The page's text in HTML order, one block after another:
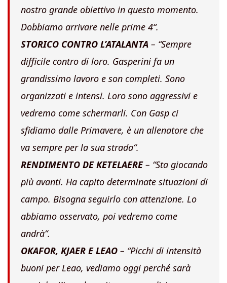
nostro grande obiettivo in questo momento.
Dobbiamo arrivare nelle prime 4“.
STORICO CONTRO L’ATALANTA – “Sempre
difficile contro di loro. Gasperini fa un
grandissimo lavoro e son completi. Sono
organizzati e intensi. Loro sono aggressivi e
vedremo come schermarli. Con Gasp ci
sfidiamo dalle Primavere, è un allenatore che
va sempre per la sua strada“.
RENDIMENTO DE KETELAERE– “Sta giocando
più avanti. Ha capito determinate situazioni di
campo. Bisogna seguirlo con attenzione. Lo
abbiamo osservato, poi vedremo come
andrà“.
OKAFOR, KJAER E LEAO – “Picchi di intensità
buoni per Leao, vediamo oggi perché sarà